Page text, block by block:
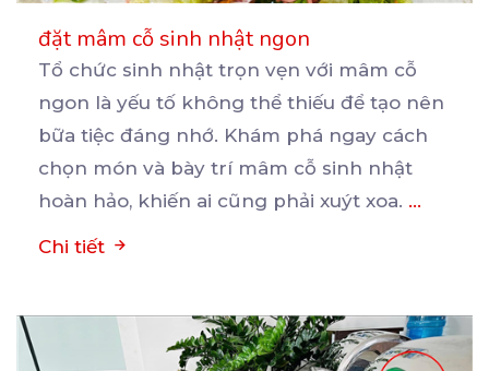
đặt mâm cỗ sinh nhật ngon
Tổ chức sinh nhật trọn vẹn với mâm cỗ
ngon là yếu tố không thể thiếu để tạo nên
bữa tiệc đáng nhớ. Khám phá ngay cách
chọn món và bày trí mâm cỗ sinh nhật
hoàn hảo, khiến ai cũng phải xuýt xoa. ...
Chi tiết